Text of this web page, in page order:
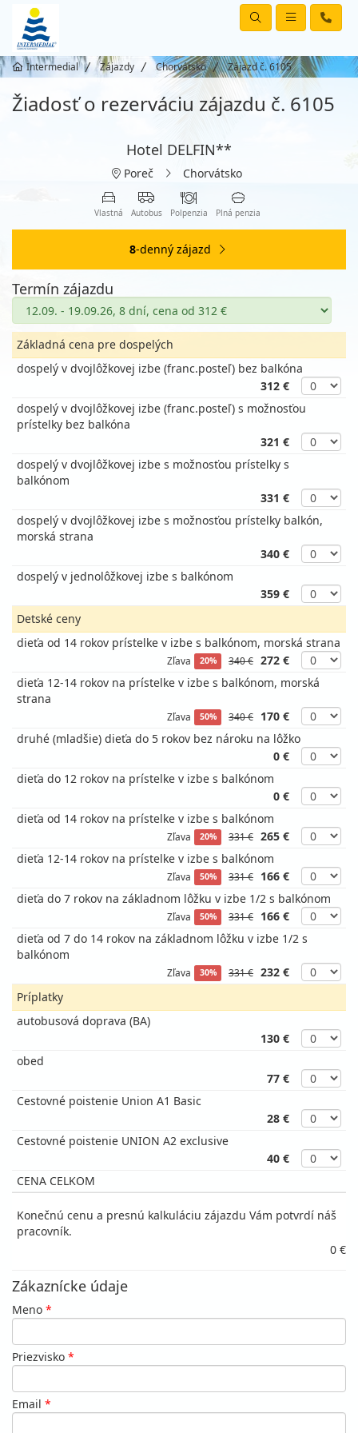
Intermedial Zájazdy Chorvátsko Zájazd č. 6105
Žiadosť o rezerváciu zájazdu č. 6105
Hotel DELFIN**
Poreč Chorvátsko
Vlastná Autobus Polpenzia Plná penzia
8-denný zájazd
Termín zájazdu
Základná cena pre dospelých
dospelý v dvojlôžkovej izbe (franc.posteľ) bez balkóna
312 €
dospelý v dvojlôžkovej izbe (franc.posteľ) s možnosťou
prístelky bez balkóna
321 €
dospelý v dvojlôžkovej izbe s možnosťou prístelky s
balkónom
331 €
dospelý v dvojlôžkovej izbe s možnosťou prístelky balkón,
morská strana
340 €
dospelý v jednolôžkovej izbe s balkónom
359 €
Detské ceny
dieťa od 14 rokov prístelke v izbe s balkónom, morská strana
Zľava 20% 340 € 272 €
dieťa 12-14 rokov na prístelke v izbe s balkónom, morská
strana
Zľava 50% 340 €
170 €
druhé (mladšie) dieťa do 5 rokov bez nároku na lôžko
0 €
dieťa do 12 rokov na prístelke v izbe s balkónom
0 €
dieťa od 14 rokov na prístelke v izbe s balkónom
Zľava 20% 331 € 265 €
dieťa 12-14 rokov na prístelke v izbe s balkónom
Zľava 50% 331 €
166 €
dieťa do 7 rokov na základnom lôžku v izbe 1/2 s balkónom
Zľava 50% 331 €
166 €
dieťa od 7 do 14 rokov na základnom lôžku v izbe 1/2 s
balkónom
Zľava 30% 331 € 232 €
Príplatky
autobusová doprava (BA)
130 €
obed
77 €
Cestovné poistenie Union A1 Basic
28 €
Cestovné poistenie UNION A2 exclusive
40 €
CENA CELKOM
Konečnú cenu a presnú kalkuláciu zájazdu Vám potvrdí náš
pracovník.
0 €
Zákaznícke údaje
Meno *
Priezvisko *
Email *